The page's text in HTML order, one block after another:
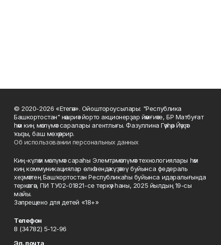
© 2020-2026 «Етегән». Ойоштороусылары: "Республика
Башкортостан" нәшриәт йорто акционерҙар йәмғиәте, БР Матбуғат
һәм киң мәғлүмәт саралары агентлығы. Фазуллина Гәүһәр Йәүҙәт
ҡыҙы, баш мөхәррир.
Об использовании персональных данных
Киң-күләм мәғлүмәт сараһы Элемтә, мәғлүмәт технологиялары һәм
киң коммуникациялар өлкәһендә күҙәтеү буйынса федераль
хеҙмәттең Башҡортостан Республикаһы буйынса идаралығында
теркәлгән, ПИ ТУ02-01821-се теркәү һаны, 2025 йылдың 19-сы
майы.
Запрещено для детей «18+»
Телефон
8 (34782) 5-12-96
Эл. почта